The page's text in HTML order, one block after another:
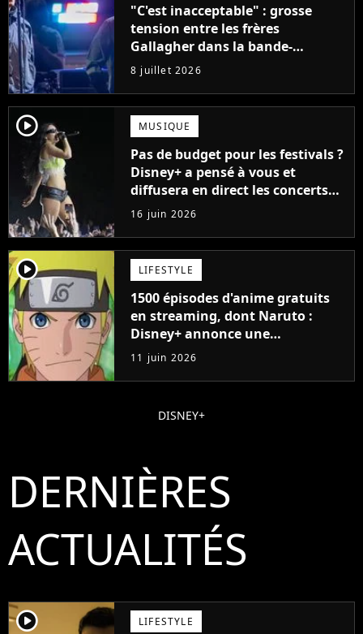
"C'est inacceptable" : grosse
tension entre les frères
Gallagher dans la bande-
annonce du documentaire sur
Oasis
8 juillet 2026
player2 MUSIQUE
Pas de budget pour les festivals ?
Disney+ a pensé à vous et
diffusera en direct les concerts
de cet incontournable festival
16 juin 2026
player2 LIFESTYLE
1500 épisodes d'anime gratuits
en streaming, dont Naruto :
Disney+ annonce une
collaboration impressionnante
11 juin 2026
DISNEY+
DERNIÈRES
ACTUALITÉS
player2 LIFESTYLE